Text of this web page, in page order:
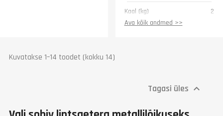
Kaal (kg)
2
Ava kõik andmed >>
Kuvatakse 1–14 toodet (kokku 14)
Tagasi üles 